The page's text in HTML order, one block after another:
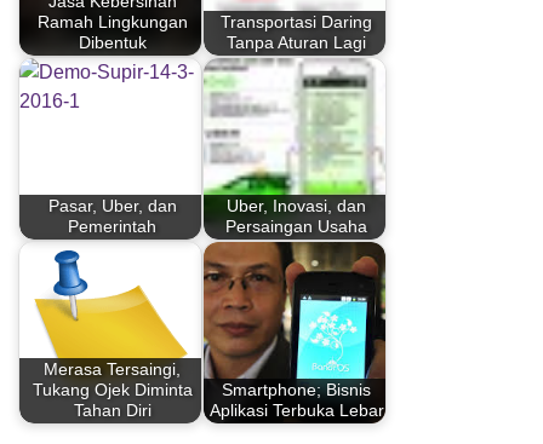
Ramah Lingkungan
Dibentuk
Transportasi Daring
Tanpa Aturan Lagi
Pasar, Uber, dan
Pemerintah
Uber, Inovasi, dan
Persaingan Usaha
Merasa Tersaingi,
Tukang Ojek Diminta
Tahan Diri
Smartphone; Bisnis
Aplikasi Terbuka Lebar